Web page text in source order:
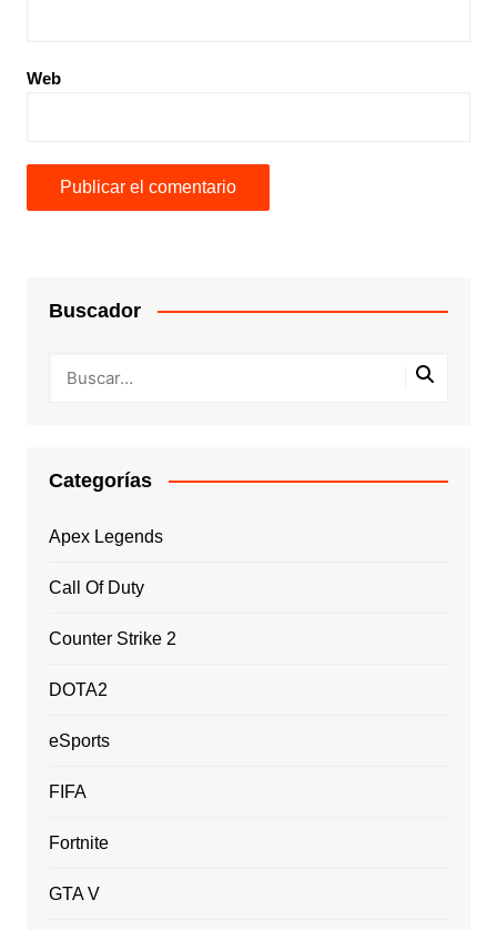
Web
Buscador
Categorías
Apex Legends
Call Of Duty
Counter Strike 2
DOTA2
eSports
FIFA
Fortnite
GTA V